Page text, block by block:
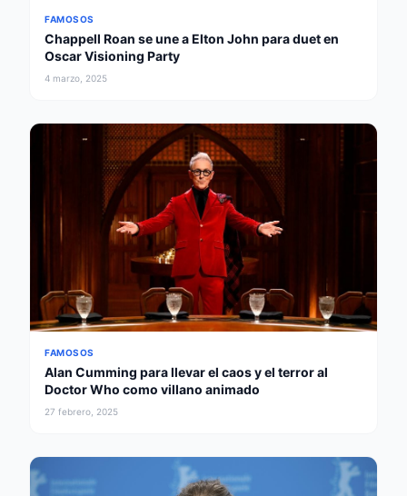
FAMOSOS
Chappell Roan se une a Elton John para duet en
Oscar Visioning Party
4 marzo, 2025
FAMOSOS
Alan Cumming para llevar el caos y el terror al
Doctor Who como villano animado
27 febrero, 2025